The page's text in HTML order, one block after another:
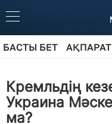
БАСТЫ БЕТ АҚПАРАТ
Кремльдің
Украина
ма?